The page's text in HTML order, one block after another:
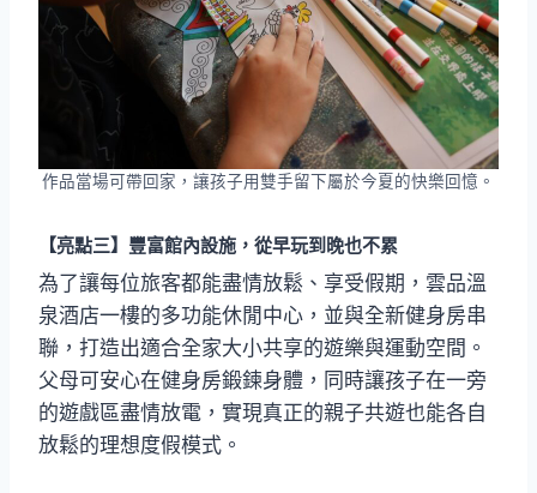
作品當場可帶回家，讓孩子用雙手留下屬於今夏的快樂回憶。
【亮點三】豐富館內設施，從早玩到晚也不累
為了讓每位旅客都能盡情放鬆、享受假期，雲品溫
泉酒店一樓的多功能休閒中心，並與全新健身房串
聯，打造出適合全家大小共享的遊樂與運動空間。
父母可安心在健身房鍛鍊身體，同時讓孩子在一旁
的遊戲區盡情放電，實現真正的親子共遊也能各自
放鬆的理想度假模式。